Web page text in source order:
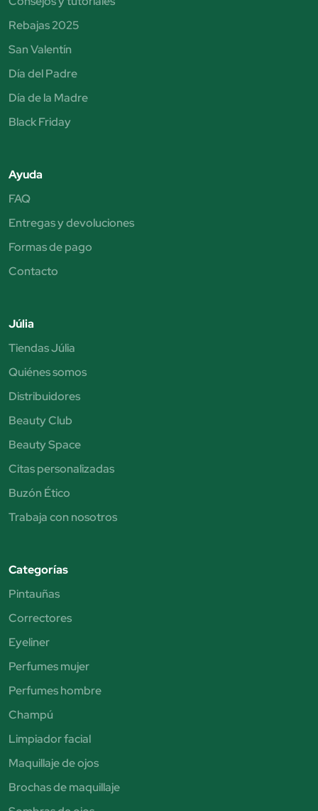
Rebajas 2025
San Valentín
Día del Padre
Día de la Madre
Black Friday
Ayuda
FAQ
Entregas y devoluciones
Formas de pago
Contacto
Júlia
Tiendas Júlia
Quiénes somos
Distribuidores
Beauty Club
Beauty Space
Citas personalizadas
Buzón Ético
Trabaja con nosotros
Categorías
Pintauñas
Correctores
Eyeliner
Perfumes mujer
Perfumes hombre
Champú
Limpiador facial
Maquillaje de ojos
Brochas de maquillaje